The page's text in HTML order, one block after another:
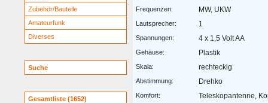
Zubehör/Bauteile
Amateurfunk
Diverses
Suche
Gesamtliste (1652)
Frequenzen: MW, UKW
Lautsprecher: 1
Spannungen: 4 x 1,5 Volt AA
Gehäuse: Plastik
Skala: rechteckig
Abstimmung: Drehko
Komfort: Teleskopantenne,